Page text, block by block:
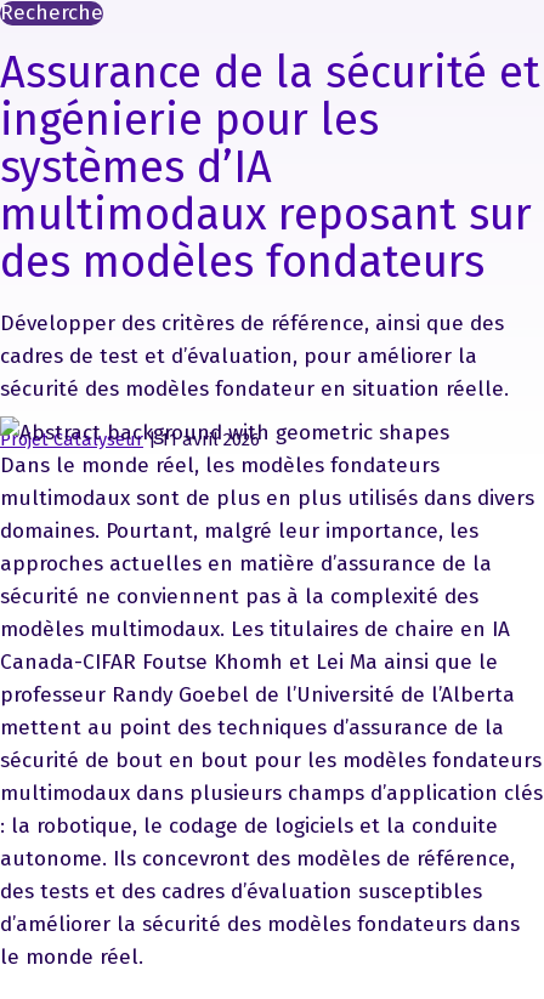
Recherche
Assurance de la sécurité et
ingénierie pour les
systèmes d’IA
multimodaux reposant sur
des modèles fondateurs
Développer des critères de référence, ainsi que des
cadres de test et d’évaluation, pour améliorer la
sécurité des modèles fondateur en situation réelle.
Projet Catalyseur| 11 avril 2026
Dans le monde réel, les modèles fondateurs
multimodaux sont de plus en plus utilisés dans divers
domaines. Pourtant, malgré leur importance, les
approches actuelles en matière d’assurance de la
sécurité ne conviennent pas à la complexité des
modèles multimodaux. Les titulaires de chaire en IA
Canada-CIFAR Foutse Khomh et Lei Ma ainsi que le
professeur Randy Goebel de l’Université de l’Alberta
mettent au point des techniques d’assurance de la
sécurité de bout en bout pour les modèles fondateurs
multimodaux dans plusieurs champs d’application clés
: la robotique, le codage de logiciels et la conduite
autonome. Ils concevront des modèles de référence,
des tests et des cadres d’évaluation susceptibles
d’améliorer la sécurité des modèles fondateurs dans
le monde réel.